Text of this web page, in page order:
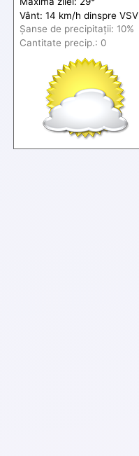
Vânt: 14 km/h dinspre VSV
Șanse de precipitații: 10%
Cantitate precip.: 0